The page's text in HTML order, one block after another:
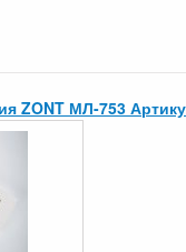
ZONT МЛ-753